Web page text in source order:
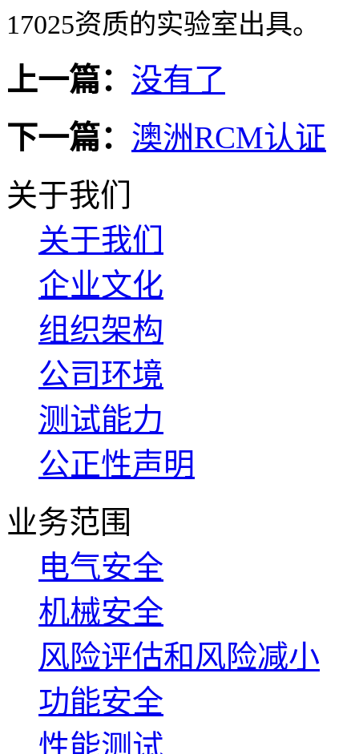
17025资质的实验室出具。
上一篇： 没有了
下一篇： 澳洲RCM认证
关于我们
关于我们
企业文化
组织架构
公司环境
测试能力
公正性声明
业务范围
电气安全
机械安全
风险评估和风险减小
功能安全
性能测试